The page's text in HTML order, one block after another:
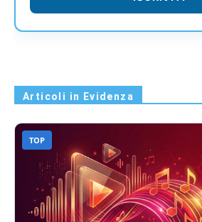
Articoli in Evidenza
TOP